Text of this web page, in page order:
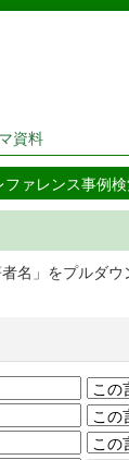
図書館 蔵書検
資料
ファレンス事例
名」をプルダウ